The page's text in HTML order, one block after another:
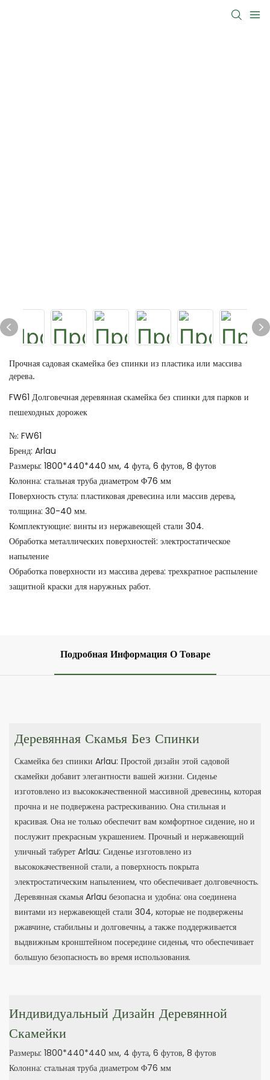
Прочная садовая скамейка без спинки из пластика или массива
дерева.
FW61 Долговечная деревянная скамейка без спинки для парков и
пешеходных дорожек
№: FW61
Бренд: Arlau
Размеры: 1800*440*440 мм, 4 фута, 6 футов, 8 футов
Колонна: стальная труба диаметром Φ76 мм
Поверхность стула: пластиковая древесина или массив дерева,
толщина: 30-40 мм.
Комплектующие: винты из нержавеющей стали 304.
Обработка металлических поверхностей: электростатическое
напыление
Обработка поверхности из массива дерева: трехкратное распыление
защитной краски для наружных работ.
Подробная Информация О Товаре
Деревянная Скамья Без Спинки
Скамейка без спинки Arlau: Простой дизайн этой садовой
скамейки добавит элегантности вашей жизни. Сиденье
изготовлено из высококачественной массивной древесины, которая
прочна и не подвержена растрескиванию. Она стильная и
красивая. Она не только обеспечит вам комфортное сидение, но и
послужит прекрасным украшением. Прочный и нержавеющий
уличный табурет Arlau: Сиденье изготовлено из
высококачественной стали, а поверхность покрыта
электростатическим напылением, что обеспечивает долговечность.
Деревянная скамья Arlau безопасна и удобна: она соединена
винтами из нержавеющей стали 304, которые не подвержены
ржавчине, стабильны и долговечны, а также поддерживается
выдвижным кронштейном посередине сиденья, что обеспечивает
большую безопасность во время использования.
Индивидуальный Дизайн Деревянной
Скамейки
Размеры: 1800*440*440 мм, 4 фута, 6 футов, 8 футов
Колонна: стальная труба диаметром Φ76 мм